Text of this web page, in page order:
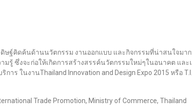
ษฐ์คิดค้นด้านนวัตกรรม งานออกแบบ และกิจกรรมที่น่าสนใจมา
มรู้ ซึ่งจะก่อให้เกิดการสร้างสรรค์นวัตกรรมใหม่ๆในอนาคต แ
าร ในงานThailand Innovation and Design Expo 2015 หรือ
Trade Promotion, Ministry of Commerce, Thailand